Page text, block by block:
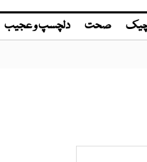
صحت دلچسپ و عجیب